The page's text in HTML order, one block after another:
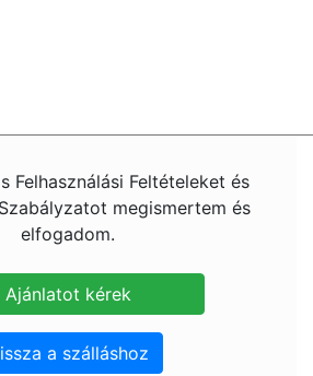
Felhasználási Feltételeket és
megismertem és
elfogadom.
a szálláshoz